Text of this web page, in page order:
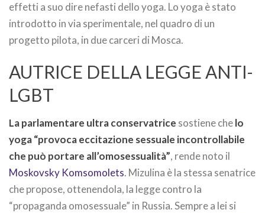
effetti a suo dire nefasti dello yoga. Lo yoga è stato
introdotto in via sperimentale, nel quadro di un
progetto pilota, in due carceri di Mosca.
AUTRICE DELLA LEGGE ANTI-
LGBT
La parlamentare ultra conservatrice sostiene chelo
yoga “provoca eccitazione sessuale incontrollabile
che può portare all’omosessualità”, rende noto il
Moskovsky Komsomolets. Mizulina è la stessa senatrice
che propose, ottenendola, la legge contro la
“propaganda omosessuale” in Russia. Sempre a lei si